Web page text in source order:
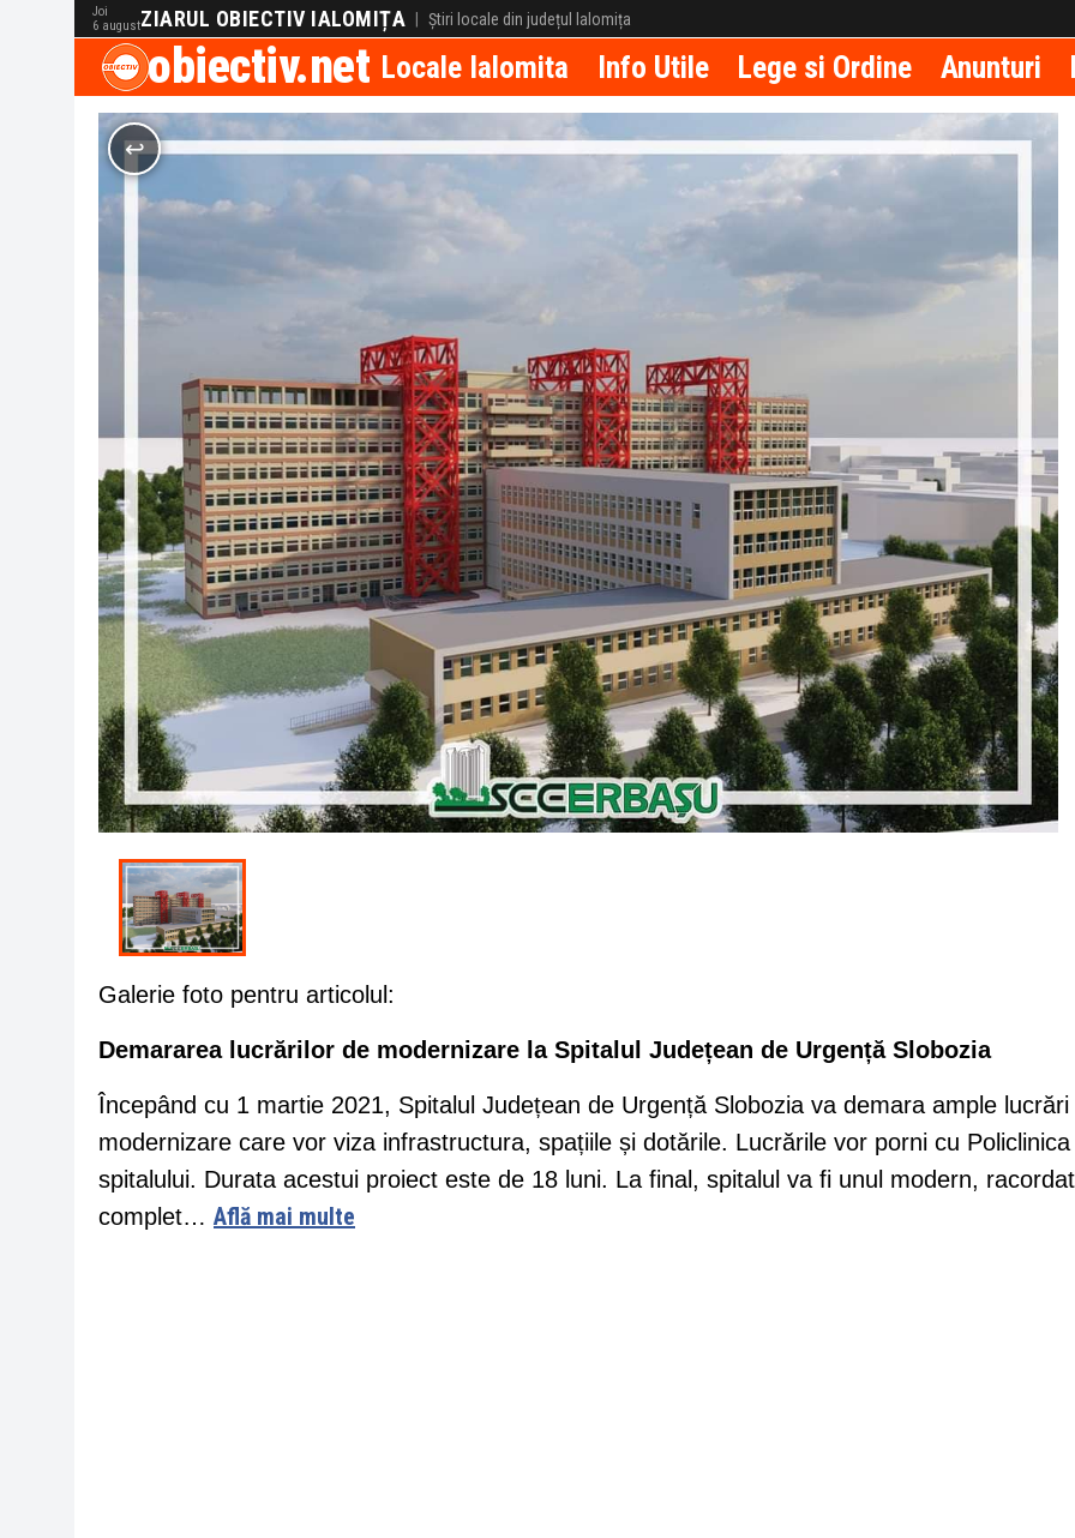
Joi
6 augustZIARUL OBIECTIV IALOMIȚA | Știri locale din județul Ialomița
obiectiv.net Locale Ialomita Info Utile Lege si Ordine Anunturi
Galerie foto pentru articolul:
Demararea lucrărilor de modernizare la Spitalul Județean de Urgență Slobozia
Începând cu 1 martie 2021, Spitalul Județean de Urgență Slobozia va demara ample lucrări
modernizare care vor viza infrastructura, spațiile și dotările. Lucrările vor porni cu Policlinica
spitalului. Durata acestui proiect este de 18 luni. La final, spitalul va fi unul modern, racordat
complet… Află mai multe